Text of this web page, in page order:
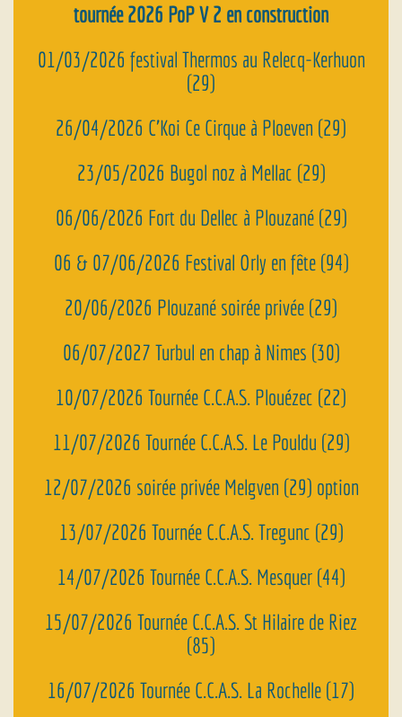
tournée 2026 PoP V 2 en construction
01/03/2026 festival Thermos au Relecq-Kerhuon
(29)
26/04/2026 C’Koi Ce Cirque à Ploeven (29)
23/05/2026 Bugol noz à Mellac (29)
06/06/2026 Fort du Dellec à Plouzané (29)
06 & 07/06/2026 Festival Orly en fête (94)
20/06/2026 Plouzané soirée privée (29)
06/07/2027 Turbul en chap à Nimes (30)
10/07/2026 Tournée C.C.A.S. Plouézec (22)
11/07/2026 Tournée C.C.A.S. Le Pouldu (29)
12/07/2026 soirée privée Melgven (29) option
13/07/2026 Tournée C.C.A.S. Tregunc (29)
14/07/2026 Tournée C.C.A.S. Mesquer (44)
15/07/2026 Tournée C.C.A.S. St Hilaire de Riez
(85)
16/07/2026 Tournée C.C.A.S. La Rochelle (17)